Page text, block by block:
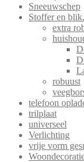
Sneeuwschep
Stoffer en blik.
extra
robuust
telefoon
trilplaat
universeel
Verlichting
vrije vorm